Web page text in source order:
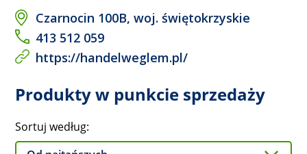
Czarnocin 100B, woj. świętokrzyskie
413 512 059
https://handelweglem.pl/
Produkty w punkcie sprzedaży
Sortuj według: